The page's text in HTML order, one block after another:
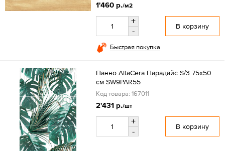
1'460 р./м2
+
-
В корзину
Быстрая покупка
Панно AltaCera Парадайс S/3 75x50
см SW9PAR55
Код товара: 167011
2'431 р./шт
+
-
В корзину